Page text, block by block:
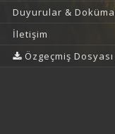
Duyurular &
İletişim
Özgeçmiş